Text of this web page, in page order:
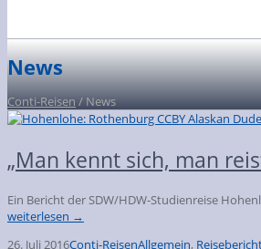
News
Conti-Reisen/ News
„Man kennt sich, man
Ein Bericht der SDW/HDW-Studienreise
weiterlesen →
26. Juli 2016Conti-ReisenAllgemein,